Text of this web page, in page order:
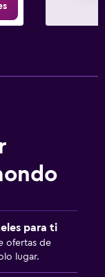
para ti
ofertas de
lugar.